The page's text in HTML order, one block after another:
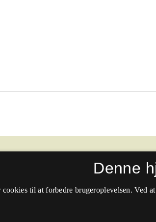
for litteratur og kritik
(Online)
Denne
cookies til at forbedre brugeroplevelsen. Ved